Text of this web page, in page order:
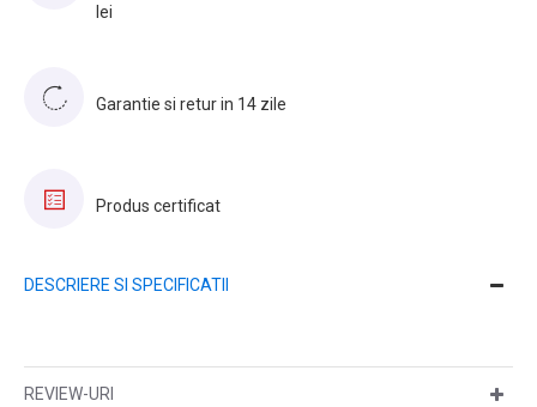
lei
Garantie si retur in 14 zile
Produs certificat
DESCRIERE SI SPECIFICATII
REVIEW-URI